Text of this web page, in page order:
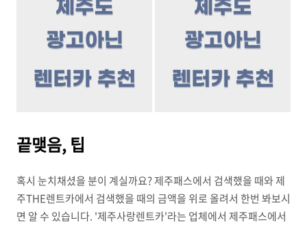
끝맺음, 팁
혹시 눈치채셨을 분이 계실까요? 제주패스에서 검색했을 때와 제
주THE렌트카에서 검색했을 때의 금액을 위로 올려서 한번 봐보시
면 알 수 있습니다. '제주사랑렌트카'라는 업체에서 제주패스에서